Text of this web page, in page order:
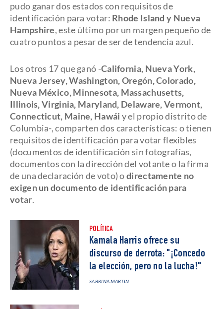
pudo ganar dos estados con requisitos de
identificación para votar: Rhode Island y Nueva
Hampshire, este último por un margen pequeño de
cuatro puntos a pesar de ser de tendencia azul.
Los otros 17 que ganó -California, Nueva York,
Nueva Jersey, Washington, Oregón, Colorado,
Nueva México, Minnesota, Massachusetts,
Illinois, Virginia, Maryland, Delaware, Vermont,
Connecticut, Maine, Hawái y el propio distrito de
Columbia-, comparten dos características: o tienen
requisitos de identificación para votar flexibles
(documentos de identificación sin fotografías,
documentos con la dirección del votante o la firma
de una declaración de voto) odirectamente no
exigen un documento de identificación para
votar.
POLÍTICA
Kamala Harris ofrece su
discurso de derrota: "¡Concedo
la elección, pero no la lucha!"
SABRINA MARTIN